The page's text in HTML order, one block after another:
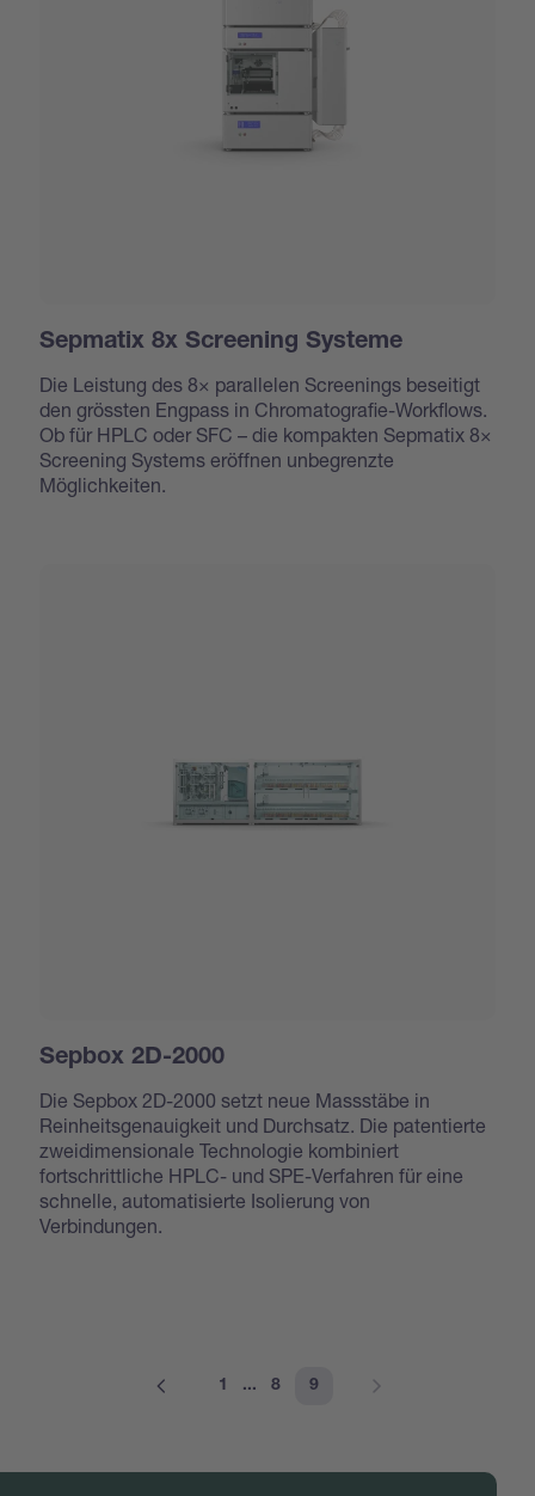
Sepmatix 8x Screening Systeme
Die Leistung des 8× parallelen Screenings beseitigt
den grössten Engpass in Chromatografie-Workflows.
Ob für HPLC oder SFC – die kompakten Sepmatix 8×
Screening Systems eröffnen unbegrenzte
Möglichkeiten.
Sepbox 2D-2000
Die Sepbox 2D-2000 setzt neue Massstäbe in
Reinheitsgenauigkeit und Durchsatz. Die patentierte
zweidimensionale Technologie kombiniert
fortschrittliche HPLC- und SPE-Verfahren für eine
schnelle, automatisierte Isolierung von
Verbindungen.
1 ... 8 9